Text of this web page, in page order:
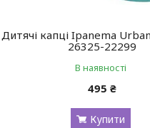
Дитячі капці Ipanema
26325-22299
В наявності
495 ₴
Купити